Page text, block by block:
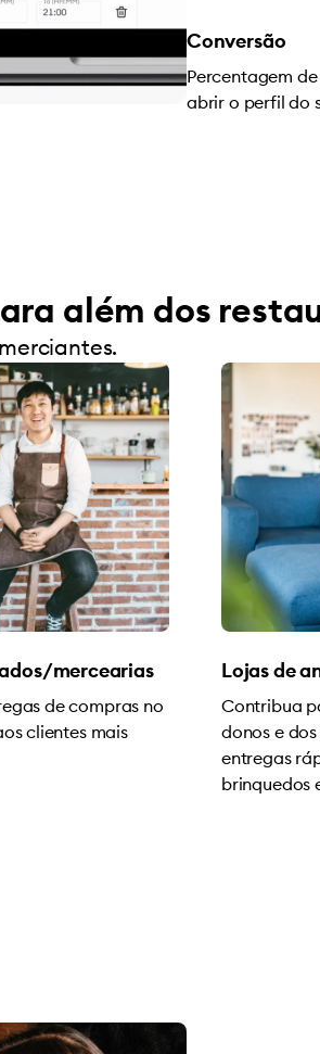
Conversão
Percentagem
abrir o perfil do
além dos
mercearias
de compras no
clientes mais
Lojas de
Contribua
donos e
entregas
brinquedos